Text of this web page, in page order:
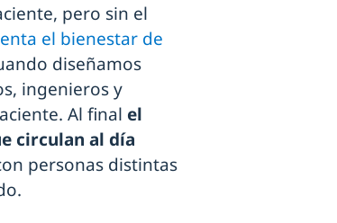
pero sin el
el bienestar de
diseñamos
ingenieros y
Al final el
circulan al día
personas distintas